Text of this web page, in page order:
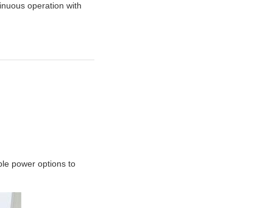
operation with
power options to